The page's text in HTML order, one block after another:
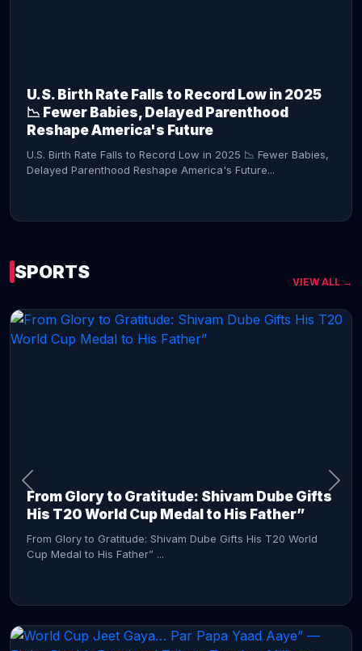
U.S. Birth Rate Falls to Record Low in 2025
📉 Fewer Babies, Delayed Parenthood
Reshape America's Future
U.S. Birth Rate Falls to Record Low in 2025 📉 Fewer Babies,
Delayed Parenthood Reshape America's Future...
SPORTS VIEW ALL →
From Glory to Gratitude: Shivam Dube Gifts
His T20 World Cup Medal to His Father”
From Glory to Gratitude: Shivam Dube Gifts His T20 World
Cup Medal to His Father” ...